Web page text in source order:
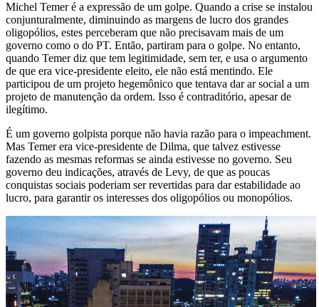
Michel Temer é a expressão de um golpe. Quando a crise se instalou
conjunturalmente, diminuindo as margens de lucro dos grandes
oligopólios, estes perceberam que não precisavam mais de um
governo como o do PT. Então, partiram para o golpe. No entanto,
quando Temer diz que tem legitimidade, sem ter, e usa o argumento
de que era vice-presidente eleito, ele não está mentindo. Ele
participou de um projeto hegemônico que tentava dar ar social a um
projeto de manutenção da ordem. Isso é contraditório, apesar de
ilegítimo.
É um governo golpista porque não havia razão para o impeachment.
Mas Temer era vice-presidente de Dilma, que talvez estivesse
fazendo as mesmas reformas se ainda estivesse no governo. Seu
governo deu indicações, através de Levy, de que as poucas
conquistas sociais poderiam ser revertidas para dar estabilidade ao
lucro, para garantir os interesses dos oligopólios ou monopólios.